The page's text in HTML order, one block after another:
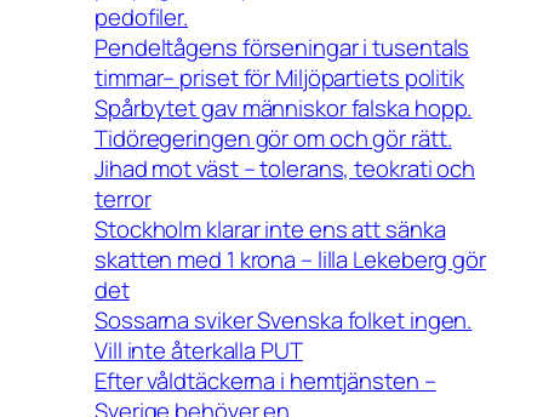
pedofiler.
Pendeltågens förseningar i tusentals
timmar– priset för Miljöpartiets politik
Spårbytet gav människor falska hopp.
Tidöregeringen gör om och gör rätt.
Jihad mot väst – tolerans, teokrati och
terror
Stockholm klarar inte ens att sänka
skatten med 1 krona – lilla Lekeberg gör
det
Sossarna sviker Svenska folket ingen.
Vill inte återkalla PUT
Efter våldtäckerna i hemtjänsten –
Sverige behöver en